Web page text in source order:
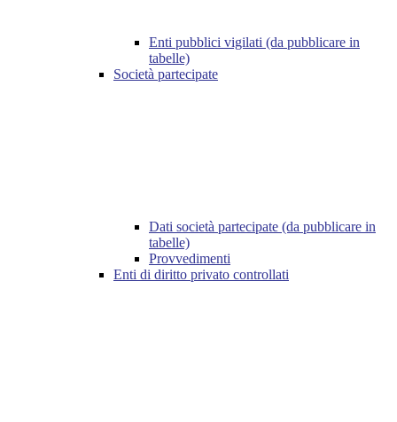
Enti pubblici vigilati (da pubblicare in
tabelle)
Società partecipate
Dati società partecipate (da pubblicare in
tabelle)
Provvedimenti
Enti di diritto privato controllati